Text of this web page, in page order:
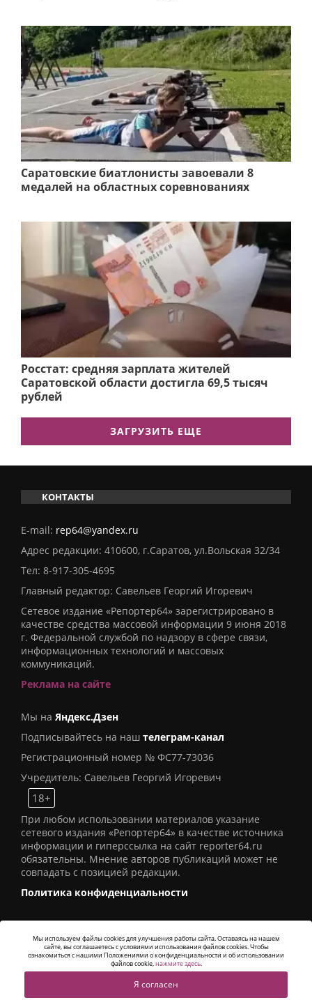
Саратовские биатлонисты завоевали 8
медалей на областных соревнованиях
Росстат: средняя зарплата жителей
Саратовской области достигла 69,5 тысяч
рублей
ЗАГРУЗИТЬ ЕЩЕ
КОНТАКТЫ
E-mail: rep64@yandex.ru
Адрес редакции: 410600, г.Саратов, ул.Вольская 32/34
Тел: 8-917-305-4695
Главный редактор: Савельев Георгий Игоревич
Сетевое издание «Репортер64» зарегистрировано в
качестве средства массовой информации 9 июня 2018
г. Федеральной службой по надзору в сфере связи,
информационных технологий и массовых
коммуникаций.
Реклама на сайте
Мы на Яндекс.Дзен
Подписывайтесь на наш телеграм-канал
Регистрационный номер № ФС77-73036
Учредитель: Савельев Георгий Игоревич
18+
При любом использовании материалов указание
сетевого издания «Репортер64» в качестве источника
информации и гиперссылка на сайт reporter64.ru
обязательны. Мнение авторов публикаций может не
совпадать с позицией редакции.
Политика конфиденциальности
© 2016СИ «Репортер64». Все права защищены -
Alatis Studio
Мы используем файлы cookies для улучшения работы сайта. Оставаясь на нашем
сайте, вы соглашаетесь с условиями использования файлов cookies. Чтобы
ознакомиться с нашими Положениями о конфиденциальности и об использовании
файлов cookie,нажмите здесь.
Я согласен